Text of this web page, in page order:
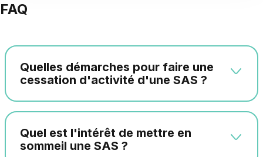
FAQ
Quelles démarches pour faire une
cessation d'activité d'une SAS ?
Quel est l'intérêt de mettre en
sommeil une SAS ?